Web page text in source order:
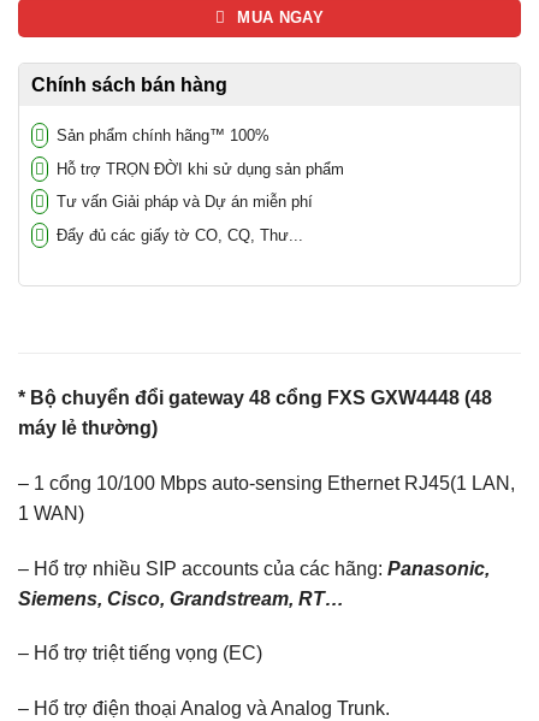
MUA NGAY
Chính sách bán hàng
Sản phẩm chính hãng™ 100%
Hỗ trợ TRỌN ĐỜI khi sử dụng sản phẩm
Tư vấn Giải pháp và Dự án miễn phí
Đẩy đủ các giấy tờ CO, CQ, Thư...
* Bộ chuyển đổi gateway 48 cổng FXS GXW4448 (48
máy lẻ thường)
– 1 cổng 10/100 Mbps auto-sensing Ethernet RJ45(1 LAN,
1 WAN)
– Hổ trợ nhiều SIP accounts của các hãng: Panasonic,
Siemens, Cisco, Grandstream, RT…
– Hổ trợ triệt tiếng vọng (EC)
– Hổ trợ điện thoại Analog và Analog Trunk.